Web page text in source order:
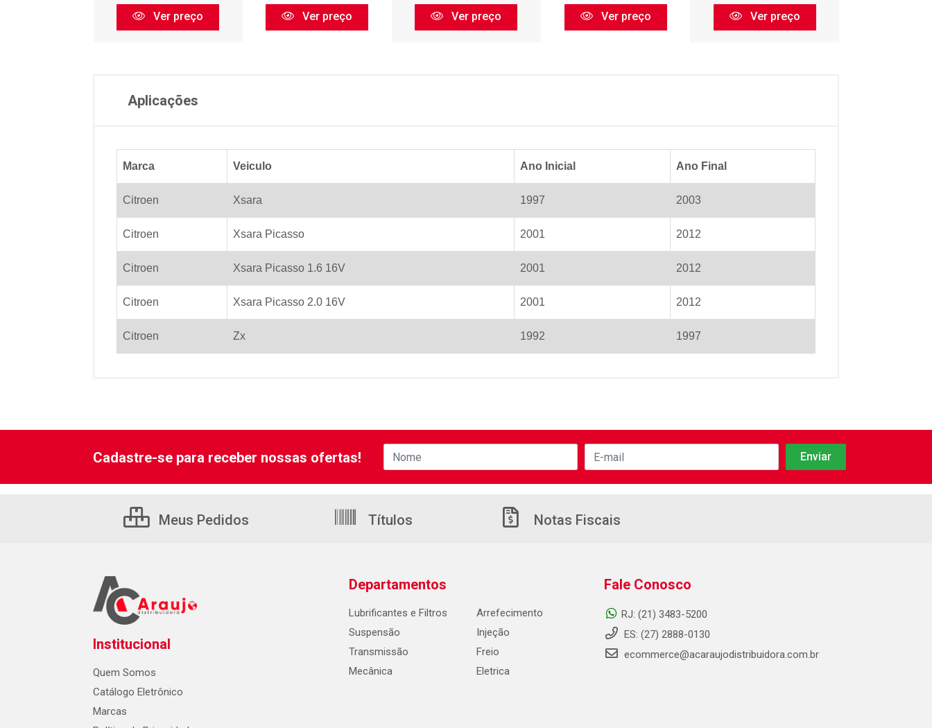
Ver preço Ver preço Ver preço Ver preço Ver preço
Aplicações
Marca Veiculo Ano Inicial Ano Final
Citroen Xsara 1997 2003
Citroen Xsara Picasso 2001 2012
Citroen Xsara Picasso 1.6 16V 2001 2012
Citroen Xsara Picasso 2.0 16V 2001 2012
Citroen Zx 1992 1997
Cadastre-se para receber nossas ofertas!
Meus Pedidos Títulos Notas Fiscais
Institucional
Quem Somos
Catálogo Eletrônico
Marcas
Departamentos
Lubrificantes e Filtros
Suspensão
Transmissão
Mecânica
Arrefecimento
Injeção
Freio
Eletrica
Fale Conosco
RJ: (21) 3483-5200
ES: (27) 2888-0130
ecommerce@acaraujodistribuidora.com.br